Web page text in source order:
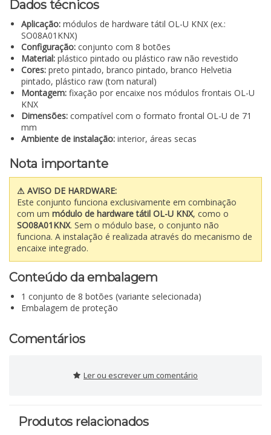
Dados técnicos
Aplicação: módulos de hardware tátil OL-U KNX (ex.:
SO08A01KNX)
Configuração: conjunto com 8 botões
Material: plástico pintado ou plástico raw não revestido
Cores: preto pintado, branco pintado, branco Helvetia
pintado, plástico raw (tom natural)
Montagem: fixação por encaixe nos módulos frontais OL-U
KNX
Dimensões: compatível com o formato frontal OL-U de 71
mm
Ambiente de instalação: interior, áreas secas
Nota importante
⚠ AVISO DE HARDWARE:
Este conjunto funciona exclusivamente em combinação
com um módulo de hardware tátil OL-U KNX, como o
SO08A01KNX. Sem o módulo base, o conjunto não
funciona. A instalação é realizada através do mecanismo de
encaixe integrado.
Conteúdo da embalagem
1 conjunto de 8 botões (variante selecionada)
Embalagem de proteção
Comentários
Ler ou escrever um comentário
Produtos relacionados